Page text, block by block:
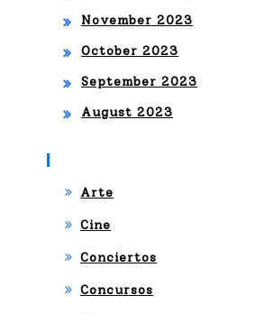
November 2023
October 2023
September 2023
August 2023
Arte
Cine
Conciertos
Concursos